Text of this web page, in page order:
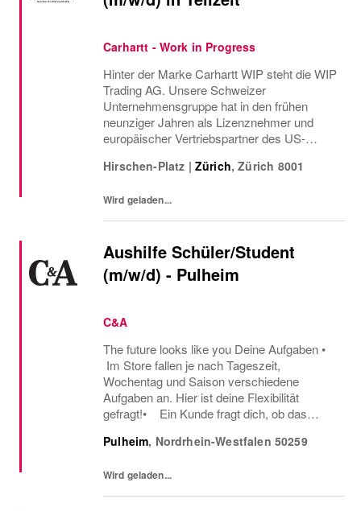
Carhartt - Work in Progress
Hinter der Marke Carhartt WIP steht die WIP
Trading AG. Unsere Schweizer
Unternehmensgruppe hat in den frühen
neunziger Jahren als Lizenznehmer und
europäischer Vertriebspartner des US-
Arbeitsbekleidungsherstellers Carhartt ihren
Hirschen-Platz | Zürich,Zürich 8001
Wird geladen...
Aushilfe Schüler/Student
(m/w/d) - Pulheim
C&A
The future looks like you Deine Aufgaben •
Im Store fallen je nach Tageszeit,
Wochentag und Saison verschiedene
Aufgaben an. Hier ist deine Flexibilität
gefragt!• Ein Kunde fragt dich, ob das
Größe verfügbar ist oder welcher Gürtel gut
Pulheim, Nordrhein-Westfalen 50259
Wird geladen...